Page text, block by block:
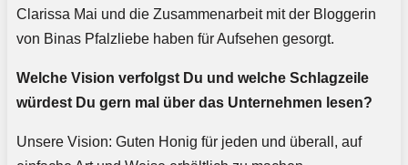
Clarissa Mai und die Zusammenarbeit mit der Bloggerin
von Binas Pfalzliebe haben für Aufsehen gesorgt.
Welche Vision verfolgst Du und welche Schlagzeile
würdest Du gern mal über das Unternehmen lesen?
Unsere Vision: Guten Honig für jeden und überall, auf